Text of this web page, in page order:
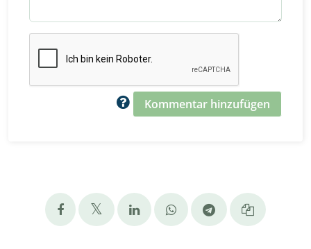
Kommentar hinzufügen